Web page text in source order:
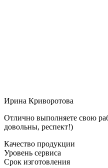
Ирина Криворотова
Отлично выполняете свою
довольны, респект!)
Качество продукции
Уровень сервиса
Срок изготовления